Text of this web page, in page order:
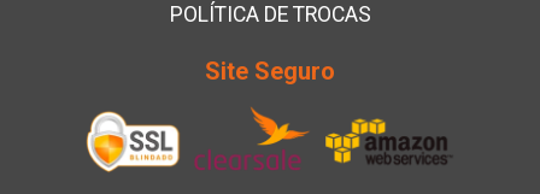
POLÍTICA DE TROCAS
Site Seguro